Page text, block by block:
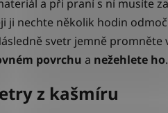
a při praní s ní musíte
ji nechte několik hodin
svetr jemně
povrchu a nežehlete ho.
z kašmíru